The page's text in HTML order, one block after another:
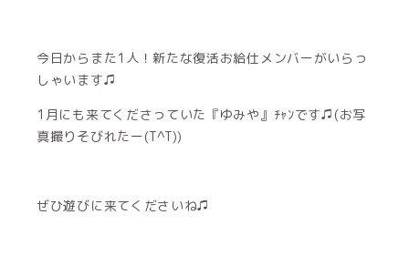
今日からまた1人！新たな復活お給仕メンバーがいらっ
しゃいます♫
1月にも来てくださっていた『ゆみや』ﾁｬﾝです♫(お写
真撮りそびれたー(T^T))
ぜひ遊びに来てくださいね♫